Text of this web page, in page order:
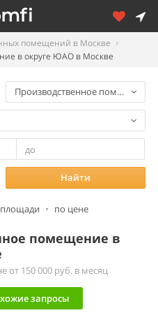
помещений в Москве
в округе ЮАО в Москве
Производственное помещение
Найти
• по цене
помещение в
от 150 000 руб. в месяц
запросы